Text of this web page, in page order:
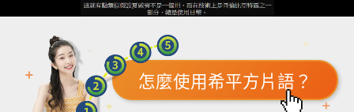
怎麼使用希平方片語？